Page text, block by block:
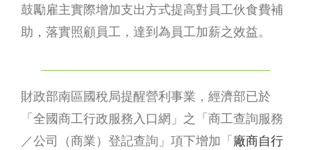
鼓勵雇主實際增加支出方式提高對員工伙食費補
助，落實照顧員工，達到為員工加薪之效益。
財政部南區國稅局提醒營利事業，經濟部已於
「全國商工行政服務入口網」之「商工查詢服務
／公司（商業）登記查詢」項下增加「廠商自行